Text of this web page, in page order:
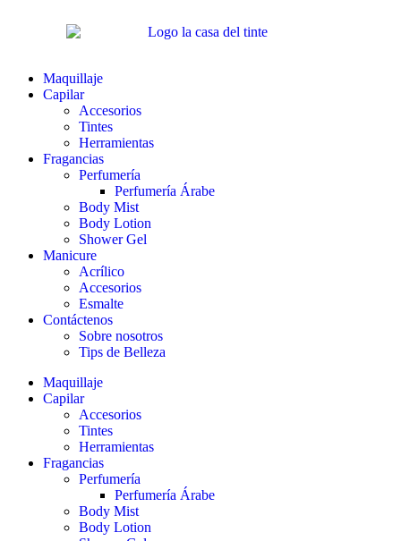
Maquillaje
Capilar
Accesorios
Tintes
Herramientas
Fragancias
Perfumería
Perfumería Árabe
Body Mist
Body Lotion
Shower Gel
Manicure
Acrílico
Accesorios
Esmalte
Contáctenos
Sobre nosotros
Tips de Belleza
Maquillaje
Capilar
Accesorios
Tintes
Herramientas
Fragancias
Perfumería
Perfumería Árabe
Body Mist
Body Lotion